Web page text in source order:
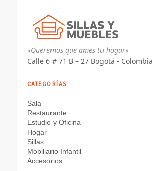
«Queremos que ames tu hogar»
Calle 6 # 71 B – 27 Bogotá - Colombia
CATEGORÍAS
Sala
Restaurante
Estudio y Oficina
Hogar
Sillas
Mobiliario Infantil
Accesorios